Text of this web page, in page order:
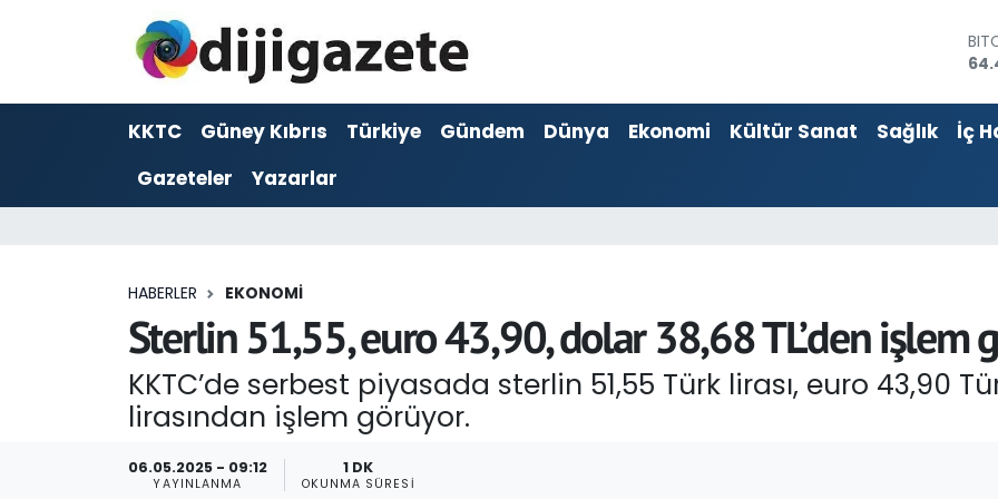
KKTC Güney Kıbrıs Türkiye Gündem Dünya Ekonomi Kültür Sanat Sağlık İç
Gazeteler
Yazarlar
HABERLER EKONOMI
Sterlin 51,55, euro 43,90, dolar 38,68 TL’den işlem
KKTC’de serbest piyasada sterlin 51,55 Türk lirası, euro 43,90
lirasından işlem görüyor.
06.05.2025 - 09:12
YAYINLANMA
1 DK
OKUNMA SÜRESI
ADVERTORIAL
Dijigazete
Foto Galeri
Hava Durumu
Trafik Durumu
Haber Arşivi